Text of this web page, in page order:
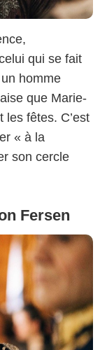
qui se fait
homme
que Marie-
fêtes. C’est
« à la
son cercle
Fersen
France / Les Gens